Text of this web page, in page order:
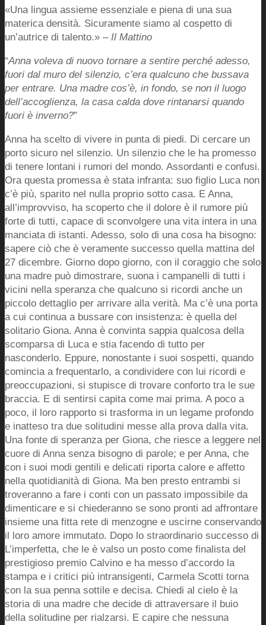
«Una lingua assieme essenziale e piena di una sua
materica densità. Sicuramente siamo al cospetto di
un’autrice di talento.» – Il Mattino
“Anna voleva di nuovo tornare a sentire perché adesso,
fuori dal muro del silenzio, c’era qualcuno che bussava
per entrare. Una madre cos’è, in fondo, se non il luogo
dell’accoglienza, la casa calda dove rintanarsi quando
fuori è inverno?”
Anna ha scelto di vivere in punta di piedi. Di cercare un
porto sicuro nel silenzio. Un silenzio che le ha promesso
di tenere lontani i rumori del mondo. Assordanti e confusi.
Ora questa promessa è stata infranta: suo figlio Luca non
c’è più, sparito nel nulla proprio sotto casa. E Anna,
all’improvviso, ha scoperto che il dolore è il rumore più
forte di tutti, capace di sconvolgere una vita intera in una
manciata di istanti. Adesso, solo di una cosa ha bisogno:
sapere ciò che è veramente successo quella mattina del
27 dicembre. Giorno dopo giorno, con il coraggio che solo
una madre può dimostrare, suona i campanelli di tutti i
vicini nella speranza che qualcuno si ricordi anche un
piccolo dettaglio per arrivare alla verità. Ma c’è una porta
a cui continua a bussare con insistenza: è quella del
solitario Giona. Anna è convinta sappia qualcosa della
scomparsa di Luca e stia facendo di tutto per
nasconderlo. Eppure, nonostante i suoi sospetti, quando
comincia a frequentarlo, a condividere con lui ricordi e
preoccupazioni, si stupisce di trovare conforto tra le sue
braccia. E di sentirsi capita come mai prima. A poco a
poco, il loro rapporto si trasforma in un legame profondo
e inatteso tra due solitudini messe alla prova dalla vita.
Una fonte di speranza per Giona, che riesce a leggere nel
cuore di Anna senza bisogno di parole; e per Anna, che
con i suoi modi gentili e delicati riporta calore e affetto
nella quotidianità di Giona. Ma ben presto entrambi si
troveranno a fare i conti con un passato impossibile da
dimenticare e si chiederanno se sono pronti ad affrontare
insieme una fitta rete di menzogne e uscirne conservando
il loro amore immutato. Dopo lo straordinario successo di
L’imperfetta, che le è valso un posto come finalista del
prestigioso premio Calvino e ha messo d’accordo la
stampa e i critici più intransigenti, Carmela Scotti torna
con la sua penna sottile e decisa. Chiedi al cielo è la
storia di una madre che decide di attraversare il buio
della solitudine per rialzarsi. E capire che nessuna